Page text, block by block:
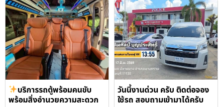
บริการรถตู้พร้อมคนขับ
พร้อมสิ่งอำนวยความสะดวก
วันนี้งานด่วน ครับ ติดต่อจอง
ใช้รถ สอบถามเข้ามาได้ครับ